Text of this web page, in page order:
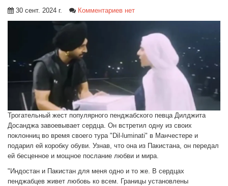
30 сент. 2024 г. Комментариев нет
Трогательный жест популярного пенджабского певца Дилджита
Досанджа завоевывает сердца. Он встретил одну из своих
поклонниц во время своего тура "Dil-luminati" в Манчестере и
подарил ей коробку обуви. Узнав, что она из Пакистана, он передал
ей бесценное и мощное послание любви и мира.
"Индостан и Пакистан для меня одно и то же. В сердцах
пенджабцев живет любовь ко всем. Границы установлены